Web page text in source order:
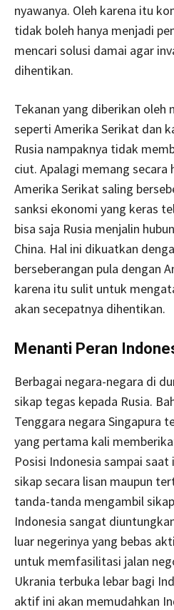
nyawanya. Oleh karena itu
tidak boleh hanya menjadi
mencari solusi damai agar
dihentikan.
Tekanan yang diberikan oleh
seperti Amerika Serikat dan
Rusia nampaknya tidak
ciut. Apalagi memang secara
Amerika Serikat saling
sanksi ekonomi yang keras
bisa saja Rusia menjalin
China. Hal ini dikuatkan
berseberangan pula dengan
karena itu sulit untuk
akan secepatnya dihentikan.
Menanti Peran
Berbagai negara-negara di
sikap tegas kepada Rusia.
Tenggara negara Singapura
yang pertama kali
Posisi Indonesia sampai
sikap secara lisan maupun
tanda-tanda mengambil
Indonesia sangat
luar negerinya yang bebas
untuk memfasilitasi jalan
Ukrania terbuka lebar bagi
aktif ini akan memudahkan